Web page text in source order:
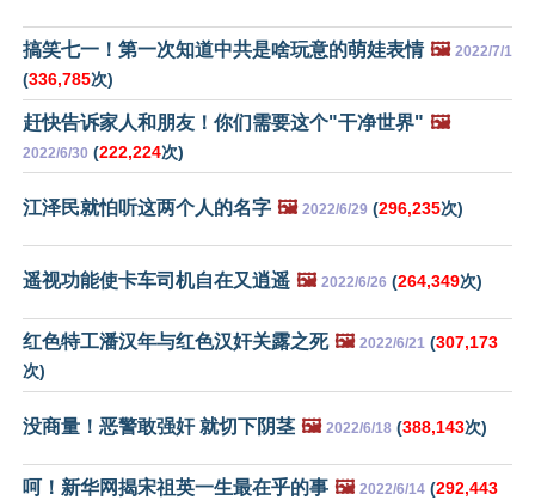
搞笑七一！第一次知道中共是啥玩意的萌娃表情 🖼️ 2022/7/1
(336,785次)
赶快告诉家人和朋友！你们需要这个"干净世界" 🖼️
2022/6/30 (222,224次)
江泽民就怕听这两个人的名字 🖼️ 2022/6/29 (296,235次)
遥视功能使卡车司机自在又逍遥 🖼️ 2022/6/26 (264,349次)
红色特工潘汉年与红色汉奸关露之死 🖼️ 2022/6/21 (307,173
次)
没商量！恶警敢强奸 就切下阴茎 🖼️ 2022/6/18 (388,143次)
呵！新华网揭宋祖英一生最在乎的事 🖼️ 2022/6/14 (292,443